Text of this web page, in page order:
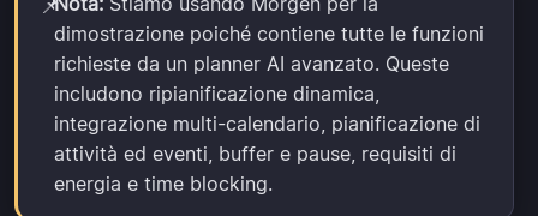
📌
dimostrazione poiché contiene tutte le funzioni
richieste da un planner AI avanzato. Queste
includono ripianificazione dinamica,
integrazione multi-calendario, pianificazione di
attività ed eventi, buffer e pause, requisiti di
energia e time blocking.